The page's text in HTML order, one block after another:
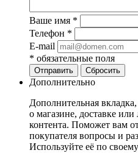
Ваше имя *
Телефон *
E-mail
* обязательные поля
Отправить Сбросить
Дополнительно
Дополнительная
о магазине, доставке
контента. Поможет вам
покупателя вопросы и
Используйте её по